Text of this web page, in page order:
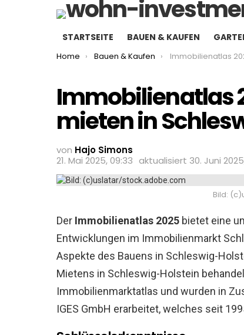
STARTSEITE BAUEN & KAUFEN
You are here:
Home Bauen & Kaufen Immobilienatlas 2025: bauen,
Immobilienatlas
mieten in
von Hajo Simons
21. Mai 2025, 09:33 aktualisiert 30. Juni 2025,
Bild:
Der Immobilienatlas 2025 bietet eine
Entwicklungen im Immobilienmarkt
Aspekte des Bauens in Schleswig-
Mietens in Schleswig-Holstein
Immobilienmarktatlas und wurden in
IGES GmbH erarbeitet, welches seit